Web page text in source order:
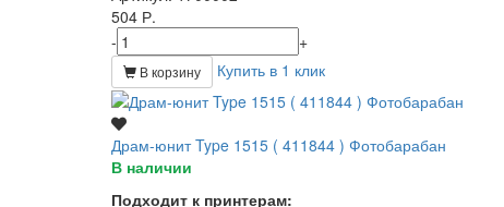
504 Р.
-
+
В корзину Купить в 1 клик
Драм-юнит Type 1515 ( 411844 ) Фотобарабан
В наличии
Подходит к принтерам: